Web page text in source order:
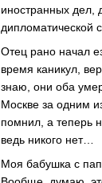
иностранных дел,
дипломатической
Отец рано начал
время каникул,
знаю, они оба
Москве за одним
помнил, а теперь
ведь никого нет…
Моя бабушка с